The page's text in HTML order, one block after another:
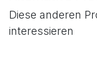
Diese anderen
interessieren